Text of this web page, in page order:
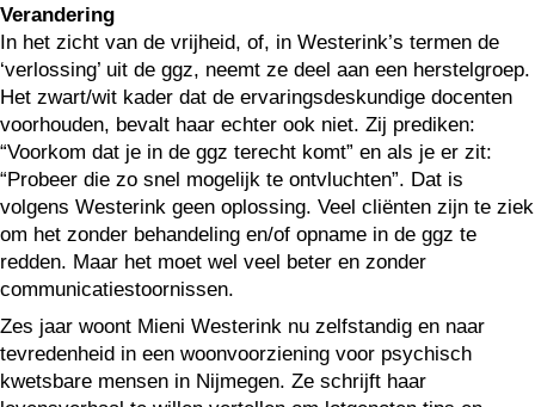
Verandering
In het zicht van de vrijheid, of, in Westerink’s termen de
‘verlossing’ uit de ggz, neemt ze deel aan een herstelgroep.
Het zwart/wit kader dat de ervaringsdeskundige docenten
voorhouden, bevalt haar echter ook niet. Zij prediken:
“Voorkom dat je in de ggz terecht komt” en als je er zit:
“Probeer die zo snel mogelijk te ontvluchten”. Dat is
volgens Westerink geen oplossing. Veel cliënten zijn te ziek
om het zonder behandeling en/of opname in de ggz te
redden. Maar het moet wel veel beter en zonder
communicatiestoornissen.
Zes jaar woont Mieni Westerink nu zelfstandig en naar
tevredenheid in een woonvoorziening voor psychisch
kwetsbare mensen in Nijmegen. Ze schrijft haar